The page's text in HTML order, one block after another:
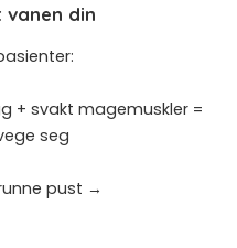
din
+ svakt magemuskler =
seg
pust →